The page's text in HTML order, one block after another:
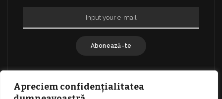
Apreciem confidențialitatea
Abonează-te